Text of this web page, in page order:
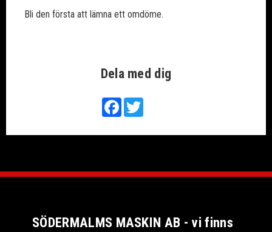
Dela med dig
FacebookTwitter
Bli den första att lämna ett omdöme.
SÖDERMALMS MASKIN AB - vi finns